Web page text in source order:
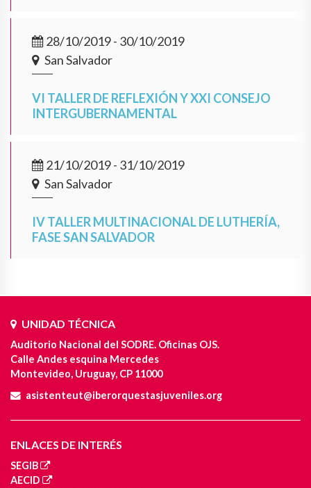
28/10/2019 - 30/10/2019
San Salvador
VI TALLER DE REFLEXIÓN Y XXI CONSEJO
INTERGUBERNAMENTAL
21/10/2019 - 31/10/2019
San Salvador
IV TALLER MULTINACIONAL DE LUTHERÍA,
FASE SAN SALVADOR
UNIDAD TÉCNICA
Auditorio Nacional del SODRE. Oficinas OJS.
Calle Andes esquina Mercedes
Montevideo, Uruguay, CP 11000
asistenteut@iberorquestasjuveniles.org
ENLACES DE INTERÉS
SEGIB
AECID